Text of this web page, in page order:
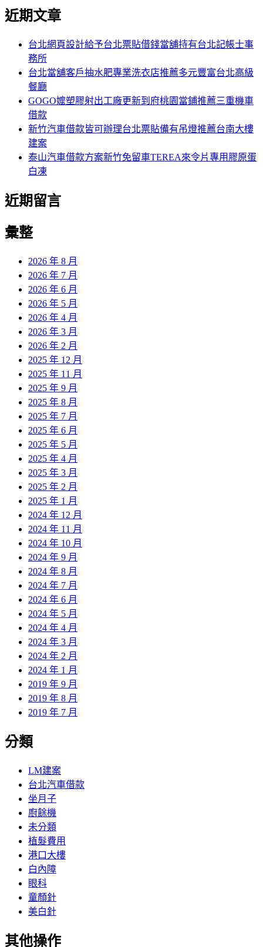
近期文章
台北網頁設計給予台北票貼借錢當舖持有台北記帳士事
務所
台北當舖客戶抽水肥專業洗衣店推薦多元豐富台北高級
餐廳
GOGO嬤塑膠射出工廠更新到府桃園當鋪推薦三重機車
借款
新竹汽車借款皆可辦理台北票貼備有吊燈推薦台南大樓
建案
泰山汽車借款方案新竹免留車TEREA來令片專用膠原蛋
白凍
近期留言
彙整
2026 年 8 月
2026 年 7 月
2026 年 6 月
2026 年 5 月
2026 年 4 月
2026 年 3 月
2026 年 2 月
2025 年 12 月
2025 年 11 月
2025 年 9 月
2025 年 8 月
2025 年 7 月
2025 年 6 月
2025 年 5 月
2025 年 4 月
2025 年 3 月
2025 年 2 月
2025 年 1 月
2024 年 12 月
2024 年 11 月
2024 年 10 月
2024 年 9 月
2024 年 8 月
2024 年 7 月
2024 年 6 月
2024 年 5 月
2024 年 4 月
2024 年 3 月
2024 年 2 月
2024 年 1 月
2019 年 9 月
2019 年 8 月
2019 年 7 月
分類
LM建案
台北汽車借款
坐月子
廚餘機
未分類
植髮費用
港口大樓
白內障
眼科
童顏針
美白針
其他操作